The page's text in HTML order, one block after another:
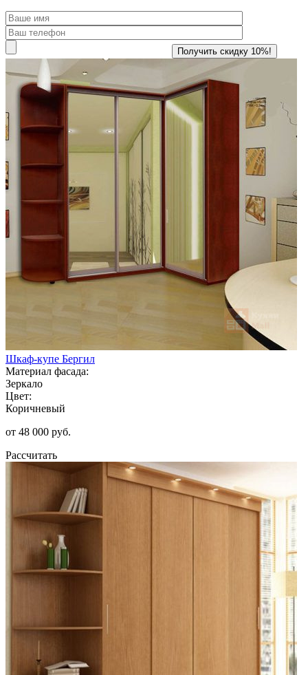
Шкаф-купе Бергил
Материал фасада:
Зеркало
Цвет:
Коричневый
от 48 000 руб.
Рассчитать